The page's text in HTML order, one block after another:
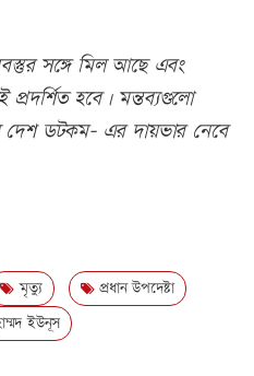
সঙ্গে মিল আছে এবং
হবে। মন্তব্যগুলো
ডটকম- এর দায়ভার নেবে
মৃত্যু
প্রধান উপদেষ্টা
ইউনূস